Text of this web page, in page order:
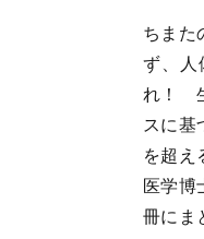
ちま
ず、人
れ！
スに
を超え
医学博
冊にま